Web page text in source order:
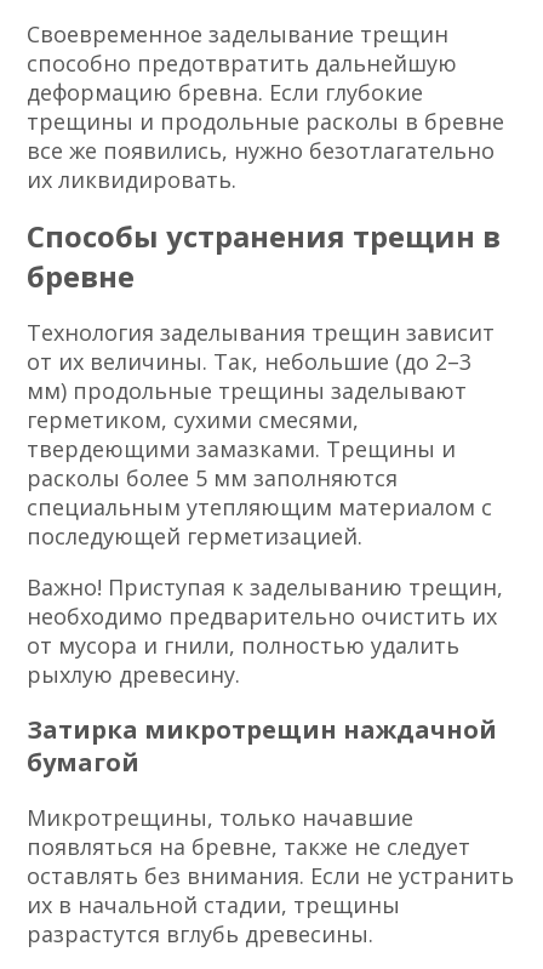
Своевременное заделывание трещин
способно предотвратить дальнейшую
деформацию бревна. Если глубокие
трещины и продольные расколы в бревне
все же появились, нужно безотлагательно
их ликвидировать.
Способы устранения трещин в
бревне
Технология заделывания трещин зависит
от их величины. Так, небольшие (до 2–3
мм) продольные трещины заделывают
герметиком, сухими смесями,
твердеющими замазками. Трещины и
расколы более 5 мм заполняются
специальным утепляющим материалом с
последующей герметизацией.
Важно! Приступая к заделыванию трещин,
необходимо предварительно очистить их
от мусора и гнили, полностью удалить
рыхлую древесину.
Затирка микротрещин наждачной
бумагой
Микротрещины, только начавшие
появляться на бревне, также не следует
оставлять без внимания. Если не устранить
их в начальной стадии, трещины
разрастутся вглубь древесины.